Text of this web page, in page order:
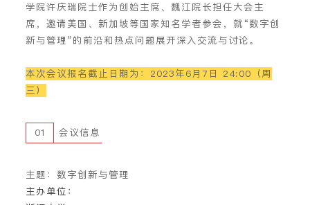
学院许庆瑞院士作为创始主席、魏江院长担任大会主
席，邀请美国、新加坡等国家知名学者参会，就“数字创
新与管理”的前沿和热点问题展开深入交流与讨论。
本次会议报名截止日期为：2023年6月7日 24:00（周
三）
01 会议信息
主题 ：数字创新与管理
主办单位 ：